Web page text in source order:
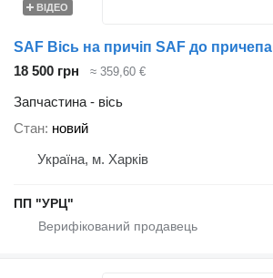
ВІДЕО
SAF Вісь на причіп SAF до причепа
18 500 грн
≈ 359,60 €
Запчастина - вісь
Стан новий
Україна, м. Харків
ПП "УРЦ"